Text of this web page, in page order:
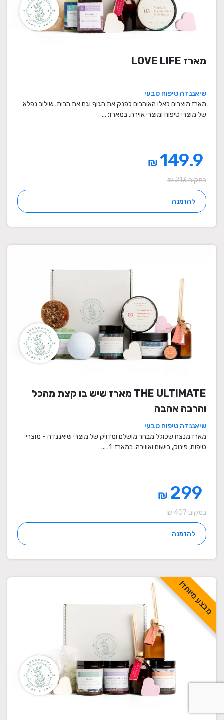
מארז LOVE LIFE
שיאננדה טיפוח טבעי
מארז מוצרים לאלו האוהבים לפנק את הגוף וגם את הבית. שילוב נפלא
של מוצרי טיפוח ומוצרי אוירה. במארז: ...
149.9
₪
במקום 213 ₪
להזמנה
THE ULTIMATE מארז שיש בו קצת מהכל
והרבה אהבה
שיאננדה טיפוח טבעי
מארז מנצח שכולל מבחר מושלם ומדויק של מוצרי שיאננדה - מוצרי
טיפוח, פינוק, בישום ואווירה. במארז: 1. ...
₪
במקום 407 ₪
להזמנה
מבצע מיוחד!